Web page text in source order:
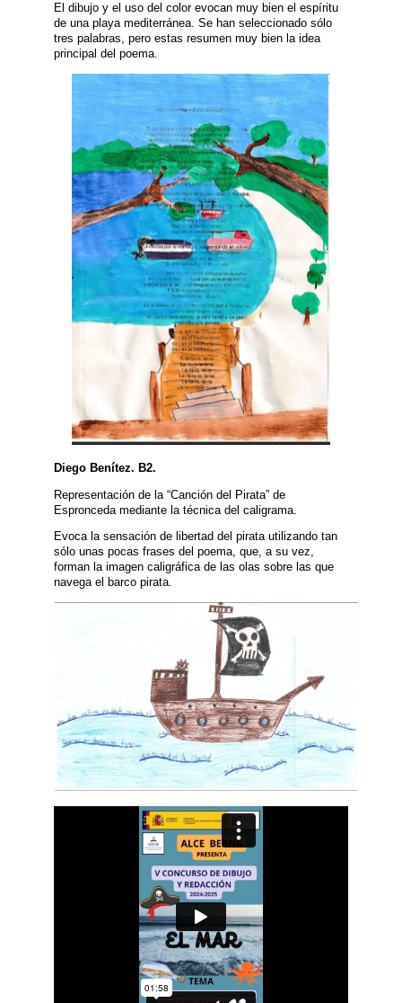
El dibujo y el uso del color evocan muy bien el espíritu
de una playa mediterránea. Se han seleccionado sólo
tres palabras, pero estas resumen muy bien la idea
principal del poema.
Diego Benítez. B2.
Representación de la “Canción del Pirata” de
Espronceda mediante la técnica del caligrama.
Evoca la sensación de libertad del pirata utilizando tan
sólo unas pocas frases del poema, que, a su vez,
forman la imagen caligráfica de las olas sobre las que
navega el barco pirata.